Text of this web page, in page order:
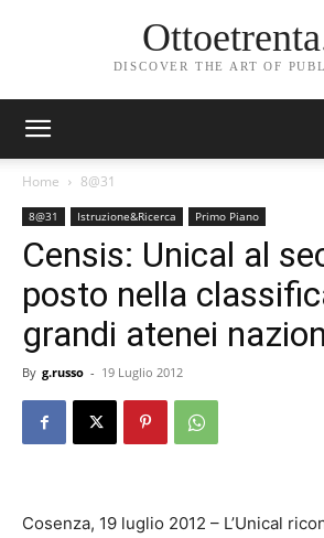
DISCOVER THE ART OF
Home 8@31
8@31 Istruzione&Ricerca Primo Piano
Censis: Unical al
posto nella
grandi atenei
By g.russo - 19 Luglio 2012
Cosenza, 19 luglio 2012 – L’Unical